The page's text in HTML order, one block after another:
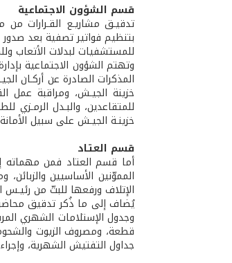
قسم الشؤون الاجتماعية
تدقيـق مشاريـع القـرارات
بتنظيم فواتير تصفية بعد صدور
للمستشفيات لبدلات الأتعاب
وتهتم الشؤون الاجتماعية
المذكرات الصادرة عن أركـان
خزينة الجيـش، ومراقبة عمل
للمتقاعدين، والبـدل الرمـزي
خزينـة الجيـش على سبيل
قسم العتـاد
أما قسم العتاد فمن مهماته
المموّنين الأساسيين
الإتلاف ورفعها للبتّ من رئيـس
يُضاف إلى ما ذُكر تدقيق محاضر
وجدول الإستلامات الشهري
قطعة، ومصروف الزيوت
جداول التفتيش الشهرية، وإجراء